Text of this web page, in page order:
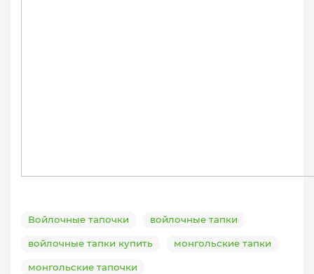
Войлочные тапочки войлочные тапки
войлочные тапки купить монгольские тапки
монгольские тапочки